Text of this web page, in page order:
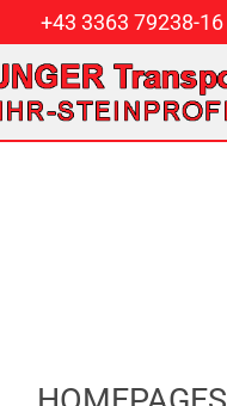
+43 3363 79238-16